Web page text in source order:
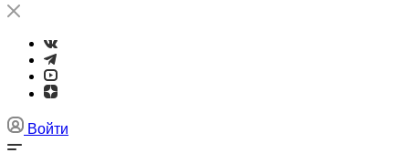
Войти